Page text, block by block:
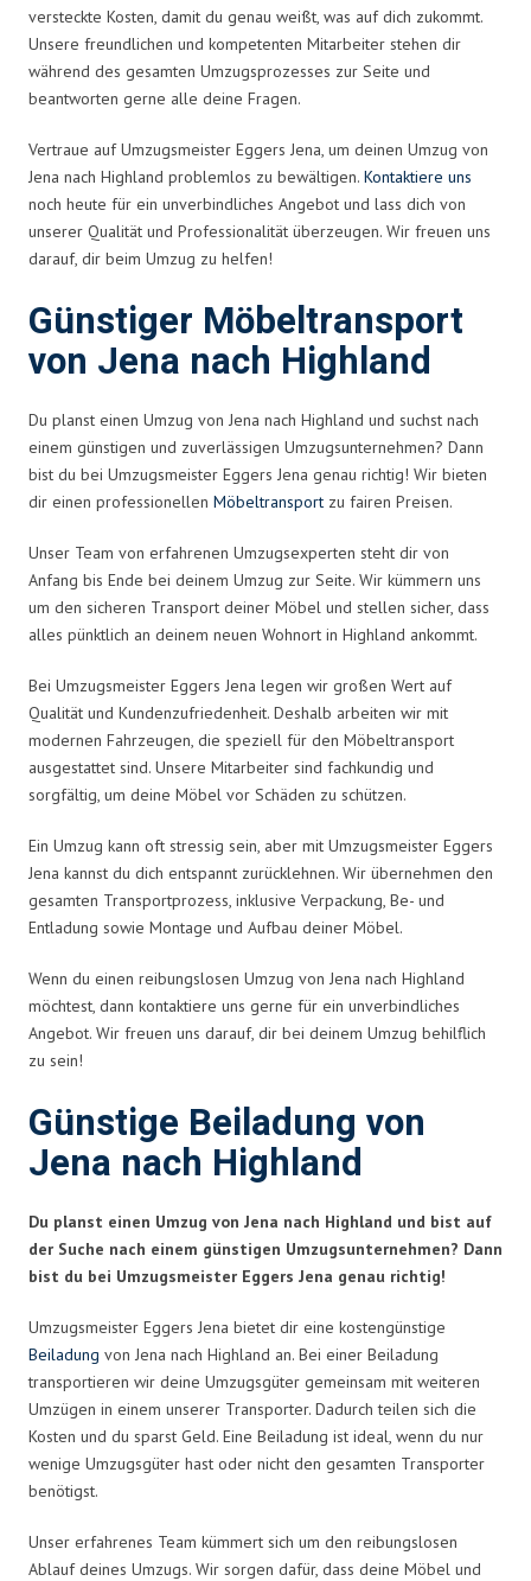
versteckte Kosten, damit du genau weißt, was auf dich zukommt.
Unsere freundlichen und kompetenten Mitarbeiter stehen dir
während des gesamten Umzugsprozesses zur Seite und
beantworten gerne alle deine Fragen.
Vertraue auf Umzugsmeister Eggers Jena, um deinen Umzug von
Jena nach Highland problemlos zu bewältigen. Kontaktiere uns
noch heute für ein unverbindliches Angebot und lass dich von
unserer Qualität und Professionalität überzeugen. Wir freuen uns
darauf, dir beim Umzug zu helfen!
Günstiger Möbeltransport
von Jena nach Highland
Du planst einen Umzug von Jena nach Highland und suchst nach
einem günstigen und zuverlässigen Umzugsunternehmen? Dann
bist du bei Umzugsmeister Eggers Jena genau richtig! Wir bieten
dir einen professionellen Möbeltransport zu fairen Preisen.
Unser Team von erfahrenen Umzugsexperten steht dir von
Anfang bis Ende bei deinem Umzug zur Seite. Wir kümmern uns
um den sicheren Transport deiner Möbel und stellen sicher, dass
alles pünktlich an deinem neuen Wohnort in Highland ankommt.
Bei Umzugsmeister Eggers Jena legen wir großen Wert auf
Qualität und Kundenzufriedenheit. Deshalb arbeiten wir mit
modernen Fahrzeugen, die speziell für den Möbeltransport
ausgestattet sind. Unsere Mitarbeiter sind fachkundig und
sorgfältig, um deine Möbel vor Schäden zu schützen.
Ein Umzug kann oft stressig sein, aber mit Umzugsmeister Eggers
Jena kannst du dich entspannt zurücklehnen. Wir übernehmen den
gesamten Transportprozess, inklusive Verpackung, Be- und
Entladung sowie Montage und Aufbau deiner Möbel.
Wenn du einen reibungslosen Umzug von Jena nach Highland
möchtest, dann kontaktiere uns gerne für ein unverbindliches
Angebot. Wir freuen uns darauf, dir bei deinem Umzug behilflich
zu sein!
Günstige Beiladung von
Jena nach Highland
Du planst einen Umzug von Jena nach Highland und bist auf
der Suche nach einem günstigen Umzugsunternehmen? Dann
bist du bei Umzugsmeister Eggers Jena genau richtig!
Umzugsmeister Eggers Jena bietet dir eine kostengünstige
Beiladung von Jena nach Highland an. Bei einer Beiladung
transportieren wir deine Umzugsgüter gemeinsam mit weiteren
Umzügen in einem unserer Transporter. Dadurch teilen sich die
Kosten und du sparst Geld. Eine Beiladung ist ideal, wenn du nur
wenige Umzugsgüter hast oder nicht den gesamten Transporter
benötigst.
Unser erfahrenes Team kümmert sich um den reibungslosen
Ablauf deines Umzugs. Wir sorgen dafür, dass deine Möbel und